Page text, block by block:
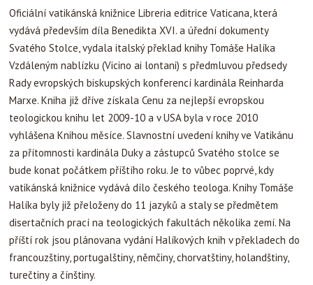
Oficiální vatikánská knižnice Libreria editrice Vaticana, která
vydává především díla Benedikta XVI. a úřední dokumenty
Svatého Stolce, vydala italský překlad knihy Tomáše Halíka
Vzdáleným nablízku (Vicino ai lontani) s předmluvou předsedy
Rady evropských biskupských konferencí kardinála Reinharda
Marxe. Kniha již dříve získala Cenu za nejlepší evropskou
teologickou knihu let 2009-10 a v USA byla v roce 2010
vyhlášena Knihou měsíce. Slavnostní uvedení knihy ve Vatikánu
za přítomnosti kardinála Duky a zástupců Svatého stolce se
bude konat počátkem příštího roku. Je to vůbec poprvé, kdy
vatikánská knižnice vydává dílo českého teologa. Knihy Tomáše
Halíka byly již přeloženy do 11 jazyků a staly se předmětem
disertačních prací na teologických fakultách několika zemí. Na
příští rok jsou plánovana vydání Halíkových knih v překladech do
francouzštiny, portugalštiny, němčiny, chorvatštiny, holandštiny,
turečtiny a čínštiny.